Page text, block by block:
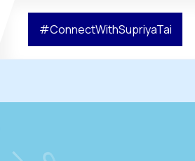
#ConnectWithSupriyaTai